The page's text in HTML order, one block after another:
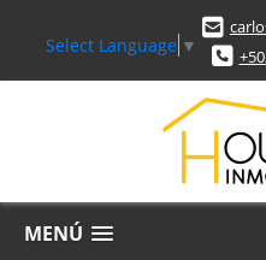
Select Language ▼
MENÚ